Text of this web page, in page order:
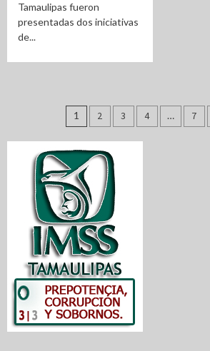
Tamaulipas fueron
presentadas dos iniciativas
de...
Paginación
de
entradas
1 2 3 4 … 7